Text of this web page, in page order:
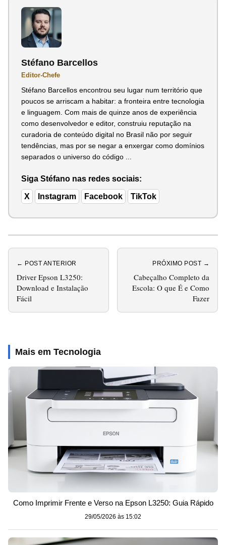
Stéfano Barcellos
Editor-Chefe
Stéfano Barcellos encontrou seu lugar num território que
poucos se arriscam a habitar: a fronteira entre tecnologia
e linguagem. Com mais de quinze anos de experiência
como desenvolvedor e editor, construiu reputação na
curadoria de conteúdo digital no Brasil não por seguir
tendências, mas por se negar a enxergar como domínios
separados o universo do código ...
Siga Stéfano nas redes sociais:
X Instagram Facebook TikTok
← POST ANTERIOR
Driver Epson L3250:
Download e Instalação
Fácil
PRÓXIMO POST →
Cabeçalho Completo da
Escola: O que É e Como
Fazer
Mais em Tecnologia
Como Imprimir Frente e Verso na Epson L3250: Guia Rápido
29/05/2026 às 15:02